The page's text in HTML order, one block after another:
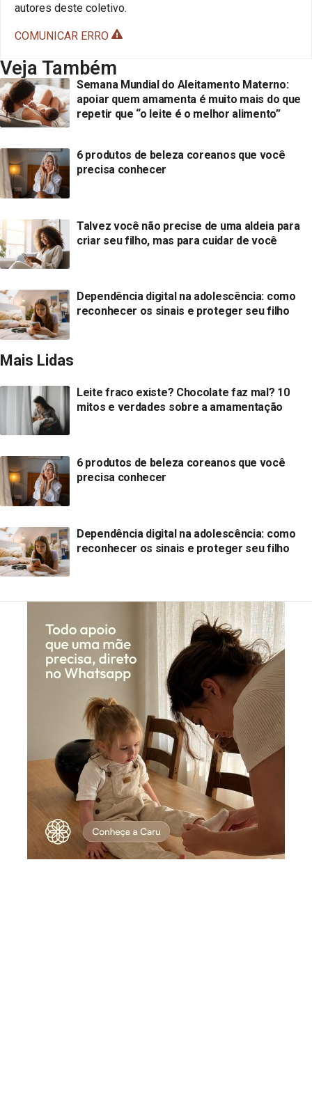
autores deste coletivo.
COMUNICAR ERRO
Veja Também
Semana Mundial do Aleitamento Materno:
apoiar quem amamenta é muito mais do que
repetir que “o leite é o melhor alimento”
6 produtos de beleza coreanos que você
precisa conhecer
Talvez você não precise de uma aldeia para
criar seu filho, mas para cuidar de você
Dependência digital na adolescência: como
reconhecer os sinais e proteger seu filho
Mais Lidas
Leite fraco existe? Chocolate faz mal? 10
mitos e verdades sobre a amamentação
6 produtos de beleza coreanos que você
precisa conhecer
Dependência digital na adolescência: como
reconhecer os sinais e proteger seu filho